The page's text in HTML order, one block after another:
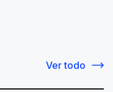
Ver todo